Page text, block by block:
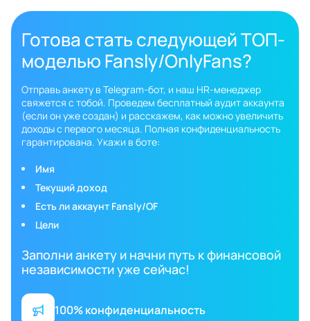
Готова стать следующей ТОП-
моделью Fansly/OnlyFans?
Отправь анкету в Telegram-бот, и наш HR-менеджер
свяжется с тобой. Проведем бесплатный аудит аккаунта
(если он уже создан) и расскажем, как можно увеличить
доходы с первого месяца. Полная конфиденциальность
гарантирована. Укажи в боте:
Имя
Текущий доход
Есть ли аккаунт Fansly/OF
Цели
Заполни анкету и начни путь к финансовой
независимости уже сейчас!
100% конфиденциальность